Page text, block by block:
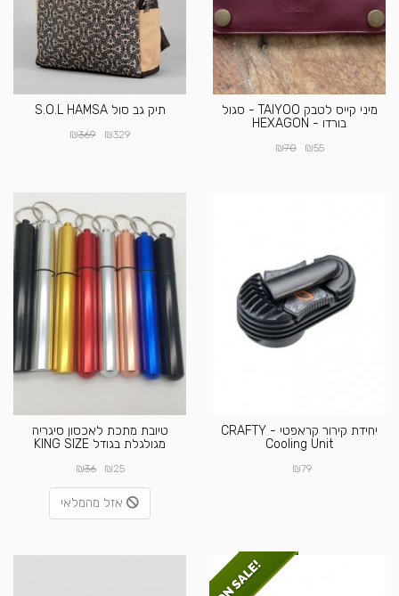
מיני קייס לטבק TAIYOO - סגול
בורדו - HEXAGON
₪55
₪70
תיק גב סול S.O.L HAMSA
₪329
₪369
יחידת קירור קראפטי - CRAFTY
Cooling Unit
₪79
טיובת מתכת לאכסון סיגריה
מגולגלת בגודל KING SIZE
₪25
₪36
אזל מהמלאי